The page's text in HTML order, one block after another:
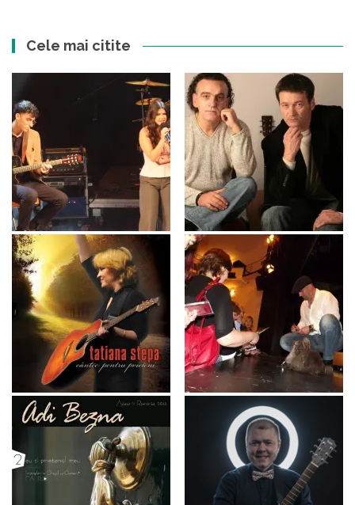
Cele mai citite